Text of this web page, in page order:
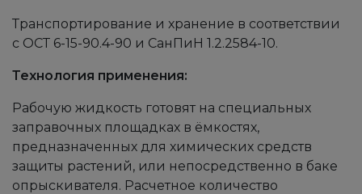
Транспортирование и хранение в соответствии
с ОСТ 6-15-90.4-90 и СанПиН 1.2.2584-10.
Технология применения:
Рабочую жидкость готовят на специальных
заправочных площадках в ёмкостях,
предназначенных для химических средств
защиты растений, или непосредственно в баке
опрыскивателя. Расчетное количество